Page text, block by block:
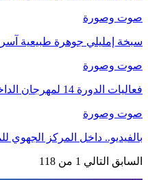
صوت وصورة
سبخة إمليلي جوهرة طبيعية آسرة
صوت وصورة
فعاليات الدورة 14 لمهرجان الداخلة الدولي للفيلم
صوت وصورة
بالفيديو.. داخل المركز
السابق التالي 1 من 118